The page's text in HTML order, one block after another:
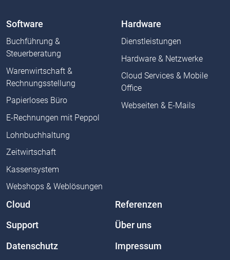
Software
Buchführung &
Steuerberatung
Warenwirtschaft &
Rechnungsstellung
Papierloses Büro
E-Rechnungen mit Peppol
Lohnbuchhaltung
Zeitwirtschaft
Kassensystem
Webshops & Weblösungen
Hardware
Dienstleistungen
Hardware & Netzwerke
Cloud Services & Mobile
Office
Webseiten & E-Mails
Cloud Referenzen
Support Über uns
Datenschutz Impressum